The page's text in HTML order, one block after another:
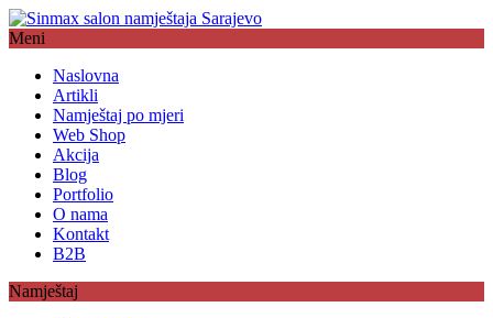
Meni
Naslovna
Artikli
Namještaj po mjeri
Web Shop
Akcija
Blog
Portfolio
O nama
Kontakt
B2B
Namještaj